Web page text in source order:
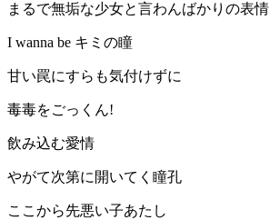
まるで無垢な少女と言わんばかりの表情
I wanna be キミの瞳
甘い罠にすらも気付けずに
毒毒をごっくん!
飲み込む愛情
やがて次第に開いてく瞳孔
ここから先悪い子あたし